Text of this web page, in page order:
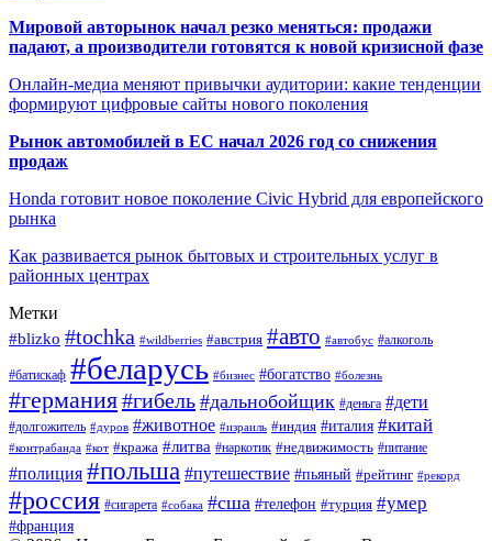
Мировой авторынок начал резко меняться: продажи
падают, а производители готовятся к новой кризисной фазе
Онлайн-медиа меняют привычки аудитории: какие тенденции
формируют цифровые сайты нового поколения
Рынок автомобилей в ЕС начал 2026 год со снижения
продаж
Honda готовит новое поколение Civic Hybrid для европейского
рынка
Как развивается рынок бытовых и строительных услуг в
районных центрах
Метки
#blizko #tochka #wildberries #австрия #авто #автобус #алкоголь
#батискаф #беларусь #бизнес #богатство #болезнь
#германия#гибель #дальнобойщик #деньга #дети
#долгожитель #дуров #животное #израиль #индия #италия #китай
#контрабанда #кот #кража #литва #наркотик #недвижимость #питание
#полиция #польша #путешествие #пьяный #рейтинг #рекорд
#россия #сигарета #собака #сша #телефон #турция #умер
#франция